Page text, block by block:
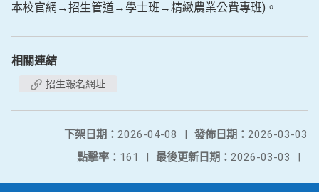
本校官網→招生管道→學士班→精緻農業公費專班)。
相關連結
招生報名網址
發佈日期： 2026-03-03
下架日期： 2026-04-08
|
最後更新日期： 2026-03-03 |
點擊率： 161 |